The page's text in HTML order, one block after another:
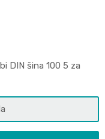
DIN šina 100 5 za